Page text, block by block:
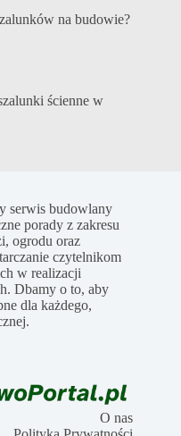
na budowie?
ścienne w
serwis budowlany
porady z zakresu
ogrodu oraz
czytelnikom
w realizacji
Dbamy o to, aby
dla każdego,
O nas